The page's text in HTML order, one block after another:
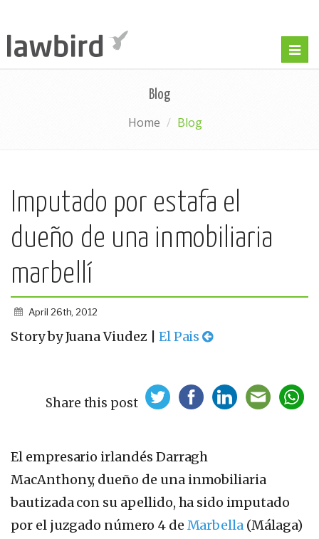
Blog
Home Blog
Imputado por estafa el
dueño de una inmobiliaria
marbellí
April 26th, 2012
Story by Juana Viudez | El Pais
Share this post
El empresario irlandés Darragh
MacAnthony, dueño de una inmobiliaria
bautizada con su apellido, ha sido imputado
por el juzgado número 4 de Marbella (Málaga)